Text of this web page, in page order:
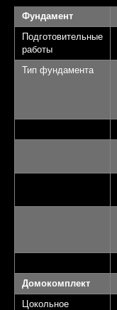
Фундамент
Подготовительные
работы
Тип фундамента
Домокомплект
Цокольное